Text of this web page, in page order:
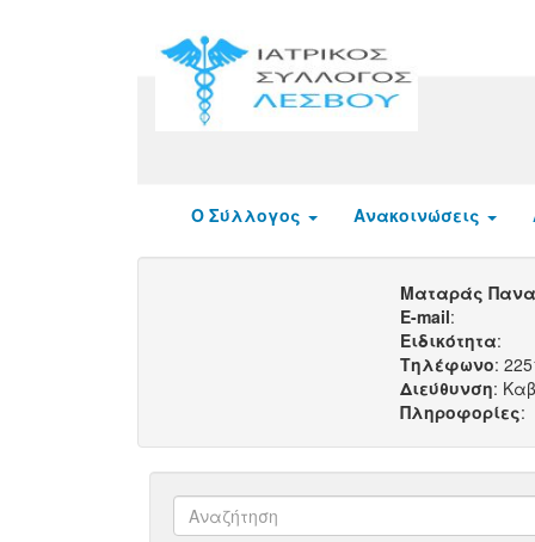
Ο Σύλλογος Ανακοινώσεις
Ματαράς
E-mail:
Ειδικότητα:
Τηλέφωνο:
Διεύθυνση:
Πληροφορίες: